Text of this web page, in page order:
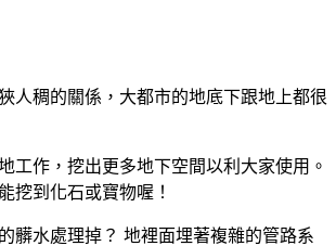
人稠的關係，大都市的地底下跟地上都很
工作，挖出更多地下空間以利大家使用。
挖到化石或寶物喔！
髒水處理掉？ 地裡面埋著複雜的管路系